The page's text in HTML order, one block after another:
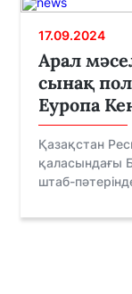
17.09.2024
Арал
сынақ
Еуропа
Қазақстан
қаласындағы
штаб-